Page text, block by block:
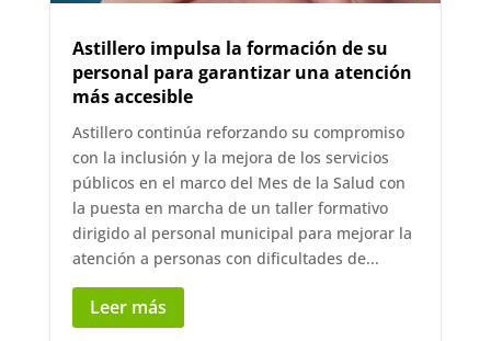
Astillero impulsa la formación de su
personal para garantizar una atención
más accesible
Astillero continúa reforzando su compromiso
con la inclusión y la mejora de los servicios
públicos en el marco del Mes de la Salud con
la puesta en marcha de un taller formativo
dirigido al personal municipal para mejorar la
atención a personas con dificultades de...
Leer más